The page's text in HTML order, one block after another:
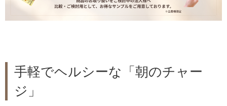
手軽でヘルシーな「朝のチャー
ジ」